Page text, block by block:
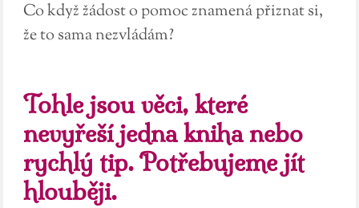
Co když žádost o pomoc znamená přiznat si,
že to sama nezvládám?
Tohle jsou věci, které
nevyřeší jedna kniha nebo
rychlý tip. Potřebujeme jít
hlouběji.